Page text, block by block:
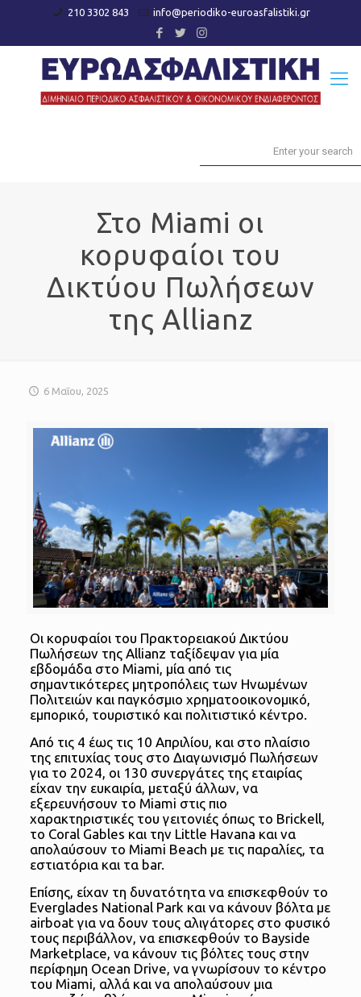
210 3302 843 info@periodiko-euroasfalistiki.gr
Στο Miami οι
κορυφαίοι του
Δικτύου Πωλήσεων
της Allianz
6 Μαΐου, 2025
Οι κορυφαίοι του Πρακτορειακού Δικτύου
Πωλήσεων της Allianz ταξίδεψαν για μία
εβδομάδα στο Miami, μία από τις
σημαντικότερες μητροπόλεις των Ηνωμένων
Πολιτειών και παγκόσμιο χρηματοοικονομικό,
εμπορικό, τουριστικό και πολιτιστικό κέντρο.
Από τις 4 έως τις 10 Απριλίου, και στο πλαίσιο
της επιτυχίας τους στο Διαγωνισμό Πωλήσεων
για το 2024, οι 130 συνεργάτες της εταιρίας
είχαν την ευκαιρία, μεταξύ άλλων, να
εξερευνήσουν το Miami στις πιο
χαρακτηριστικές του γειτονιές όπως το Brickell,
το Coral Gables και την Little Havana και να
απολαύσουν το Miami Beach με τις παραλίες, τα
εστιατόρια και τα bar.
Επίσης, είχαν τη δυνατότητα να επισκεφθούν το
Everglades National Park και να κάνουν βόλτα με
airboat για να δουν τους αλιγάτορες στο φυσικό
τους περιβάλλον, να επισκεφθούν το Bayside
Marketplace, να κάνουν τις βόλτες τους στην
περίφημη Ocean Drive, να γνωρίσουν το κέντρο
του Miami, αλλά και να απολαύσουν μια